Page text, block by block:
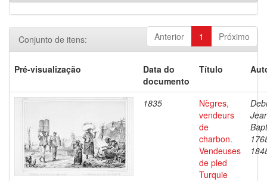
Anterior 1 Próximo
Conjunto de itens:
Pré-visualização
Data do
documento
Título
1835
Nègres,
vendeurs
de
charbon.
Vendeuses
de pled
Turquie